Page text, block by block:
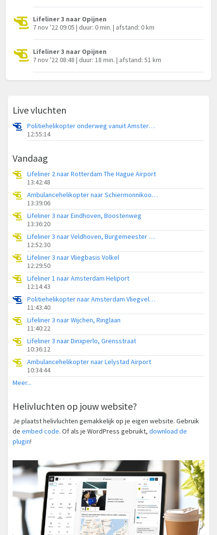
Lifeliner 3 naar Opijnen
7 nov '22 09:05 | duur: 0 min. | afstand: 0 km
Lifeliner 3 naar Opijnen
7 nov '22 08:48 | duur: 18 min. | afstand: 51 km
Live vluchten
Politiehelikopter onderweg vanuit Amsterdam Vliegveld Schiphol
12:55:14
Vandaag
Lifeliner 2 naar Rotterdam The Hague Airport
13:42:48
Ambulancehelikopter naar Schiermonnikoog Heliport
13:39:06
Lifeliner 3 naar Eindhoven, Boostenweg
13:36:20
Lifeliner 3 naar Veldhoven, Burgemeester van Hoofflaan
12:52:30
Lifeliner 3 naar Vliegbasis Volkel
12:29:50
Lifeliner 1 naar Amsterdam Heliport
12:14:43
Politiehelikopter naar Amsterdam Vliegveld Schiphol
11:43:40
Lifeliner 3 naar Wijchen, Ringlaan
11:40:22
Lifeliner 3 naar Dinxperlo, Grensstraat
10:36:12
Ambulancehelikopter naar Lelystad Airport
10:34:44
Meer...
Helivluchten op jouw website?
Je plaatst helivluchten gemakkelijk op je eigen website. Gebruik
de embed code. Of als je WordPress gebruikt, download de
plugin!